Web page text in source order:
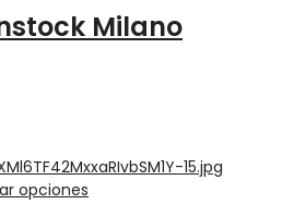
Milano
opciones